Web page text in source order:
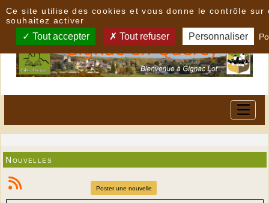
Nouvelles
Poster une nouvelle
Ce site utilise des cookies et vous donne le contrôle sur
souhaitez activer
Tout accepter Tout refuser Personnaliser